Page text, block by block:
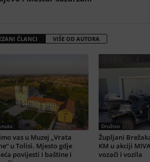
ČLANCI VIŠE OD AUTORA
vas u Muzej „Vrata
u Tolisi. Mjesto gdje
povijesti i baštine i
Društvo
Župljani
KM u akciji
vozači i vozila